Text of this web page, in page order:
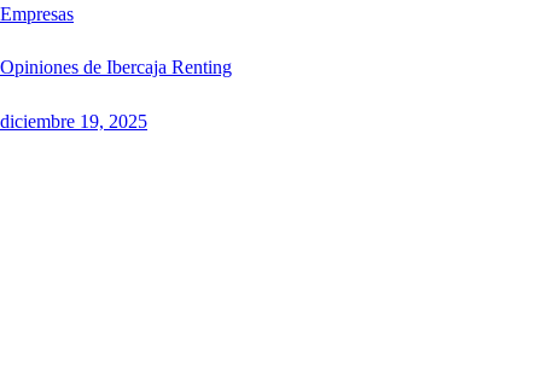
Empresas
Opiniones de Ibercaja Renting
diciembre 19, 2025